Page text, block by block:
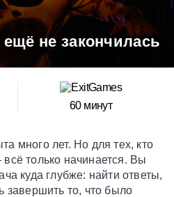
не закончилась
60 минут
много лет. Но для тех, кто
только начинается. Вы
куда глубже: найти ответы,
завершить то, что было